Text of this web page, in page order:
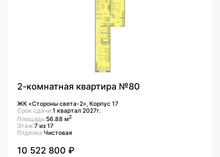
2-комнатная квартира №80
ЖК «Стороны света-2», Корпус 17
Срок сдачи:1 квартал 2027г.
Площадь:56.88 м2
Этаж:7 из 17
Отделка:Чистовая
10 522 800 ₽